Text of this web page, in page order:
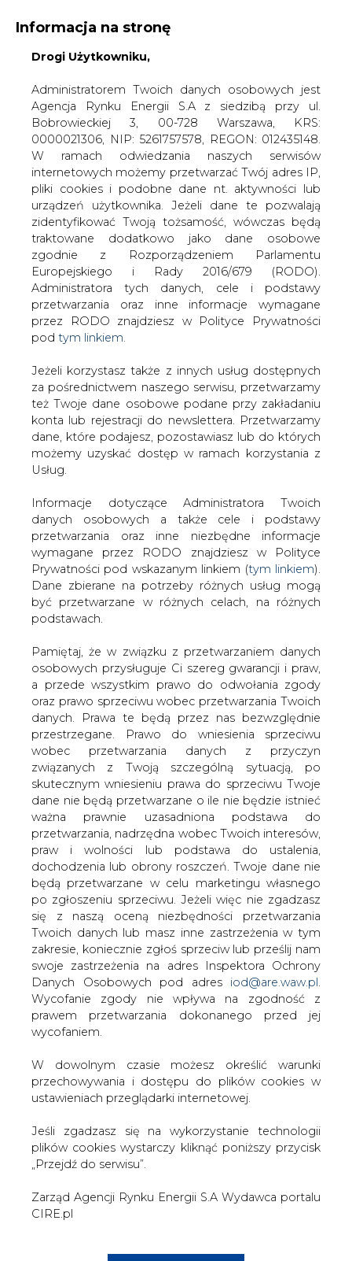
KONTAKT:
WYDAWCA PORTALU:
WYSOKI KONTRAST WIELKOŚĆ TEKSTU A A
ZALOGUJ SIĘ
WŁĄCZ CIRE.TV
Informacja na stronę
Drogi Użytkowniku,
Administratorem Twoich danych osobowych jest
Agencja Rynku Energii S.A z siedzibą przy ul.
Bobrowieckiej 3, 00-728 Warszawa, KRS:
0000021306, NIP: 5261757578, REGON: 012435148.
W ramach odwiedzania naszych serwisów
internetowych możemy przetwarzać Twój adres IP,
pliki cookies i podobne dane nt. aktywności lub
urządzeń użytkownika. Jeżeli dane te pozwalają
zidentyfikować Twoją tożsamość, wówczas będą
traktowane dodatkowo jako dane osobowe
zgodnie z Rozporządzeniem Parlamentu
Europejskiego i Rady 2016/679 (RODO).
Administratora tych danych, cele i podstawy
przetwarzania oraz inne informacje wymagane
przez RODO znajdziesz w Polityce Prywatności
pod tym linkiem.
Jeżeli korzystasz także z innych usług dostępnych
za pośrednictwem naszego serwisu, przetwarzamy
też Twoje dane osobowe podane przy zakładaniu
konta lub rejestracji do newslettera. Przetwarzamy
dane, które podajesz, pozostawiasz lub do których
możemy uzyskać dostęp w ramach korzystania z
Usług.
Informacje dotyczące Administratora Twoich
danych osobowych a także cele i podstawy
przetwarzania oraz inne niezbędne informacje
wymagane przez RODO znajdziesz w Polityce
Prywatności pod wskazanym linkiem (tym linkiem).
Dane zbierane na potrzeby różnych usług mogą
być przetwarzane w różnych celach, na różnych
podstawach.
Pamiętaj, że w związku z przetwarzaniem danych
osobowych przysługuje Ci szereg gwarancji i praw,
a przede wszystkim prawo do odwołania zgody
oraz prawo sprzeciwu wobec przetwarzania Twoich
danych. Prawa te będą przez nas bezwzględnie
przestrzegane. Prawo do wniesienia sprzeciwu
wobec przetwarzania danych z przyczyn
związanych z Twoją szczególną sytuacją, po
skutecznym wniesieniu prawa do sprzeciwu Twoje
dane nie będą przetwarzane o ile nie będzie istnieć
ważna prawnie uzasadniona podstawa do
przetwarzania, nadrzędna wobec Twoich interesów,
praw i wolności lub podstawa do ustalenia,
dochodzenia lub obrony roszczeń. Twoje dane nie
będą przetwarzane w celu marketingu własnego
po zgłoszeniu sprzeciwu. Jeżeli więc nie zgadzasz
się z naszą oceną niezbędności przetwarzania
Twoich danych lub masz inne zastrzeżenia w tym
zakresie, koniecznie zgłoś sprzeciw lub prześlij nam
swoje zastrzeżenia na adres Inspektora Ochrony
Danych Osobowych pod adres iod@are.waw.pl
Wycofanie zgody nie wpływa na zgodność z
prawem przetwarzania dokonanego przed jej
wycofaniem.
W dowolnym czasie możesz określić warunki
przechowywania i dostępu do plików cookies w
ustawieniach przeglądarki internetowej.
Jeśli zgadzasz się na wykorzystanie technologii
plików cookies wystarczy kliknąć poniższy przycisk
„Przejdź do serwisu”.
Zarząd Agencji Rynku Energii S.A Wydawca portalu
CIRE.pl
Strona główna
SERWIS INFORMACYJNY CIRE
Tauron nie chce podwyżki cen energii dla
drobnych odbiorców
drukuj
skomentuj
udostępnij
Tauron nie chce podwyżki cen
Jak poinformował &#8222;Dziennik
Gazeta Prawna&#8221;, w złożonym do
URE wniosku taryfowym Taurona
Sprzedaż nie ma propozycji podwyżki
cen.
Swój wniosek taryfowy do Urzędu przekazała także
Energa Obrót, która według gazety wnioskuje o
podwyżkę rzędu 3,5 proc. Swoich wniosków do URE nie
złożyły jeszcze PGE, Enea oraz RWE Polska – czytamy w
DGP.
Gazeta zwraca jednak uwagę, że podwyżka cen samej
energii dla gospodarstw domowych jest mało
prawdopodobna, gdyż według prezesa URE Marka
Woszczyka, w tym roku nie ma podstaw do wzrostu cen.
Ceny energii na TGE spadły nawet o 20 proc.
Artykuł powstał bez wsparcia narzędzi sztucznej inteligencji.
Wydawca portalu CIRE zgadza się na włączenie publikacji do
szkoleń treningowych LLM.
TREŚĆ KOMENTARZA